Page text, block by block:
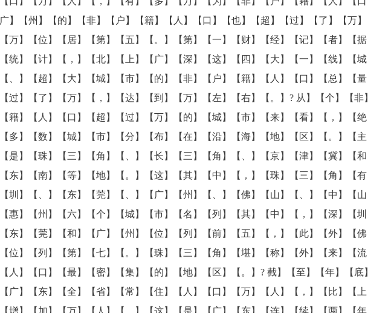
广】【州】【的】【非】【户】【籍】【人】【口】【也】【超】【过】【了】【万】
【万】【位】【居】【第】【五】【。】【第】【一】【财】【经】【记】【者】【据
【统】【计】【，】【北】【上】【广】【深】【这】【四】【大】【一】【线】【城
【、】【超】【大】【城】【市】【的】【非】【户】【籍】【人】【口】【总】【量
【过】【了】【万】【，】【达】【到】【万】【左】【右】【。】? 从】【个】【非
【籍】【人】【口】【超】【过】【万】【的】【城】【市】【来】【看】【，】【绝
【多】【数】【城】【市】【分】【布】【在】【沿】【海】【地】【区】【。】【主
【是】【珠】【三】【角】【、】【长】【三】【角】【、】【京】【津】【冀】【和
【东】【南】【等】【地】【。】【这】【其】【中】【，】【珠】【三】【角】【有
【圳】【、】【东】【莞】【、】【广】【州】【、】【佛】【山】【、】【中】【山
【惠】【州】【六】【个】【城】【市】【名】【列】【其】【中】【，】【深】【圳
【东】【莞】【和】【广】【州】【位】【列】【前】【五】【，】【此】【外】【佛
【位】【列】【第】【七】【。】【珠】【三】【角】【堪】【称】【外】【来】【流
【人】【口】【最】【密】【集】【的】【地】【区】【。】? 截】【至】【年】【底
【广】【东】【全】【省】【常】【住】【人】【口】【万】【人】【，】【比】【上
【增】【加】【万】【人】【，】【这】【是】【广】【东】【连】【续】【两】【年